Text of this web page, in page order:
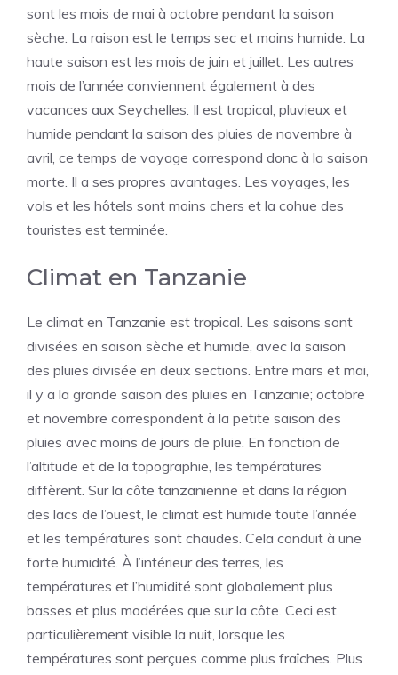
sont les mois de mai à octobre pendant la saison
sèche. La raison est le temps sec et moins humide. La
haute saison est les mois de juin et juillet. Les autres
mois de l’année conviennent également à des
vacances aux Seychelles. Il est tropical, pluvieux et
humide pendant la saison des pluies de novembre à
avril, ce temps de voyage correspond donc à la saison
morte. Il a ses propres avantages. Les voyages, les
vols et les hôtels sont moins chers et la cohue des
touristes est terminée.
Climat en Tanzanie
Le climat en Tanzanie est tropical. Les saisons sont
divisées en saison sèche et humide, avec la saison
des pluies divisée en deux sections. Entre mars et mai,
il y a la grande saison des pluies en Tanzanie; octobre
et novembre correspondent à la petite saison des
pluies avec moins de jours de pluie. En fonction de
l’altitude et de la topographie, les températures
diffèrent. Sur la côte tanzanienne et dans la région
des lacs de l’ouest, le climat est humide toute l’année
et les températures sont chaudes. Cela conduit à une
forte humidité. À l’intérieur des terres, les
températures et l’humidité sont globalement plus
basses et plus modérées que sur la côte. Ceci est
particulièrement visible la nuit, lorsque les
températures sont perçues comme plus fraîches. Plus